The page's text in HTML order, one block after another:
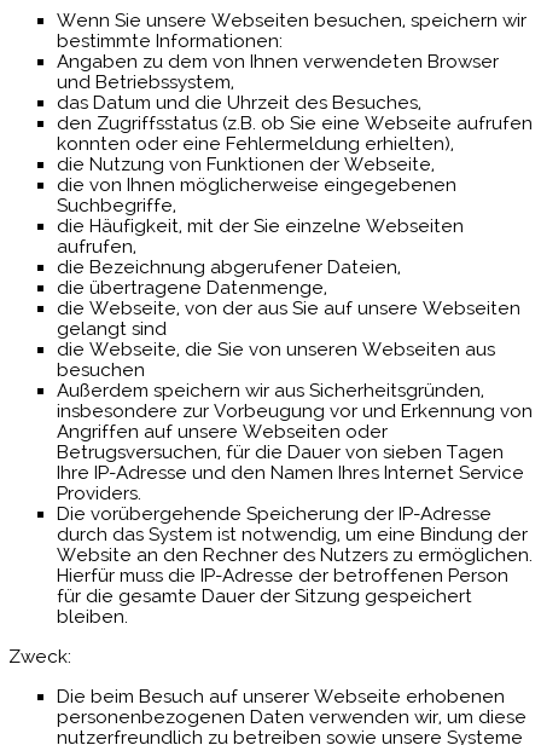
Wenn Sie unsere Webseiten besuchen, speichern wir
bestimmte Informationen:
Angaben zu dem von Ihnen verwendeten Browser
und Betriebssystem,
das Datum und die Uhrzeit des Besuches,
den Zugriffsstatus (z.B. ob Sie eine Webseite aufrufen
konnten oder eine Fehlermeldung erhielten),
die Nutzung von Funktionen der Webseite,
die von Ihnen möglicherweise eingegebenen
Suchbegriffe,
die Häufigkeit, mit der Sie einzelne Webseiten
aufrufen,
die Bezeichnung abgerufener Dateien,
die übertragene Datenmenge,
die Webseite, von der aus Sie auf unsere Webseiten
gelangt sind
die Webseite, die Sie von unseren Webseiten aus
besuchen
Außerdem speichern wir aus Sicherheitsgründen,
insbesondere zur Vorbeugung vor und Erkennung von
Angriffen auf unsere Webseiten oder
Betrugsversuchen, für die Dauer von sieben Tagen
Ihre IP-Adresse und den Namen Ihres Internet Service
Providers.
Die vorübergehende Speicherung der IP-Adresse
durch das System ist notwendig, um eine Bindung der
Website an den Rechner des Nutzers zu ermöglichen.
Hierfür muss die IP-Adresse der betroffenen Person
für die gesamte Dauer der Sitzung gespeichert
bleiben.
Zweck:
Die beim Besuch auf unserer Webseite erhobenen
personenbezogenen Daten verwenden wir, um diese
nutzerfreundlich zu betreiben sowie unsere Systeme